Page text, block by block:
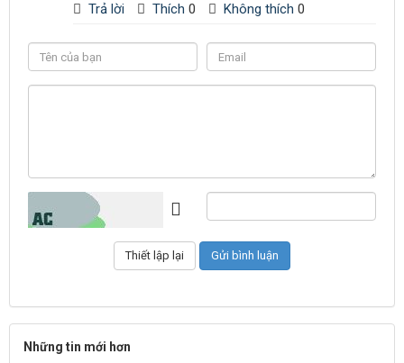
Trả lời Thích 0 Không thích 0
Những tin mới hơn